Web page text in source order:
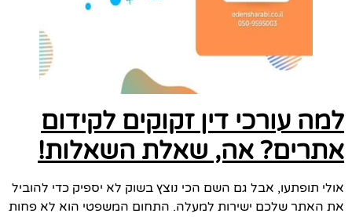
למה עורכי דין זקוקים לקידום
אתרים? אה, שאלת השאלות!
אולי תופתעו, אבל גם השם הכי נוצץ בשוק לא יספיק כדי להוביל
את האתר שלכם ישירות למעלה. התחום המשפטי הוא לא פחות